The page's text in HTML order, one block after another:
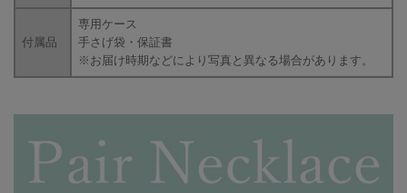
付属品
専用ケース
手さげ袋・保証書
※お届け時期などにより写真と異なる場合があります。